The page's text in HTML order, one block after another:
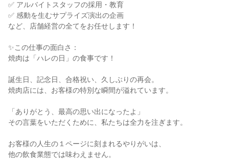
✅ アルバイトスタッフの採用・教育
✅ 感動を生むサプライズ演出の企画
など、店舗経営の全てをお任せします！
✨この仕事の面白さ：
焼肉は「ハレの日」の食事です！
誕生日、記念日、合格祝い、久しぶりの再会。
焼肉店には、お客様の特別な瞬間が溢れています。
「ありがとう、最高の思い出になったよ」
その言葉をいただくために、私たちは全力を注ぎます。
お客様の人生の１ページに刻まれるやりがいは、
他の飲食業態では味わえません。